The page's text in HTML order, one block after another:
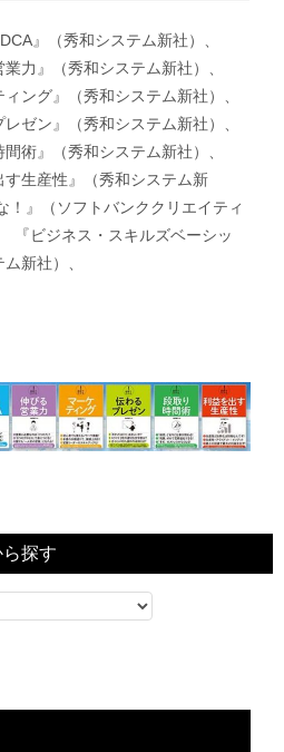
』（秀和システム新社）、
力』（秀和システム新社）、
ング』（秀和システム新社）、
ゼン』（秀和システム新社）、
術』（秀和システム新社）、
す生産性』（秀和システム新
！』（ソフトバンククリエイティ
『ビジネス・スキルズベーシッ
新社）、
探す